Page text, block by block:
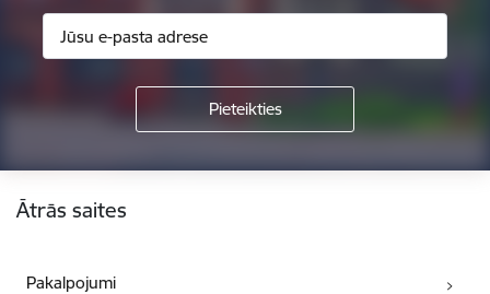
Ātrās saites
Pakalpojumi